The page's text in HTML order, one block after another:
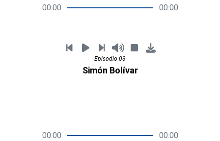
00:00 00:00
Episodio 03
Simón Bolívar
00:00 00:00